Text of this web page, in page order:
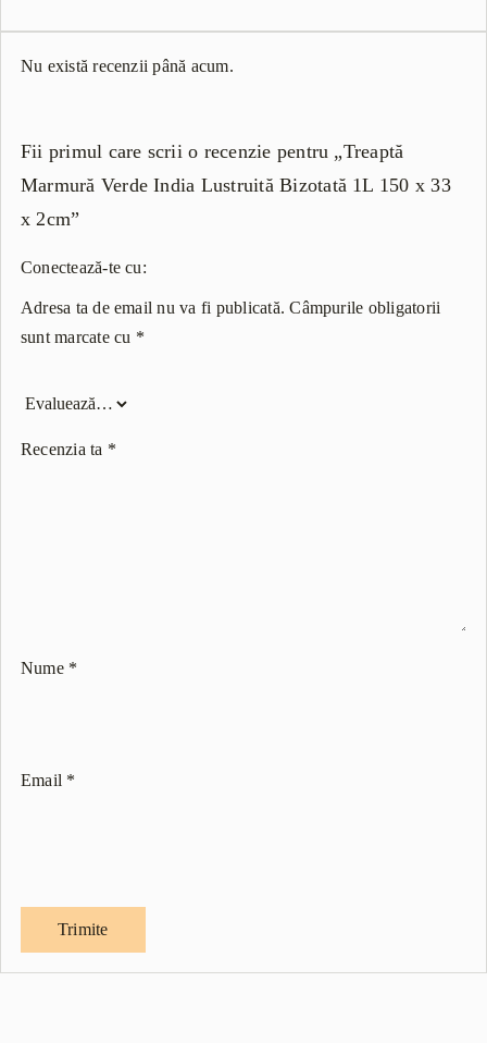
Nu există recenzii până acum.
Fii primul care scrii o recenzie pentru „Treaptă
Marmură Verde India Lustruită Bizotată 1L 150 x 33
x 2cm”
Conectează-te cu:
Adresa ta de email nu va fi publicată. Câmpurile obligatorii
sunt marcate cu *
Recenzia ta *
Nume *
Email *